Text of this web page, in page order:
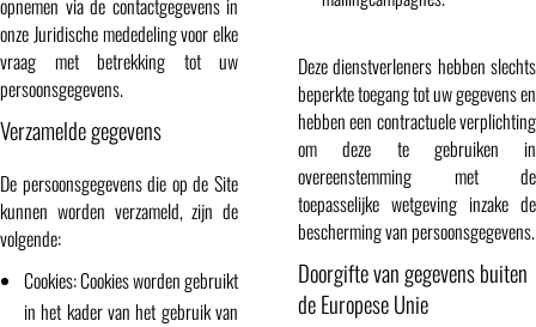
opnemen via de contactgegevens in
onze Juridische mededeling voor elke
vraag met betrekking tot uw
persoonsgegevens.
Verzamelde gegevens
De persoonsgegevens die op de Site
kunnen worden verzameld, zijn de
volgende:
Cookies: Cookies worden gebruikt
in het kader van het gebruik van
Deze dienstverleners hebben slechts
beperkte toegang tot uw gegevens en
hebben een contractuele verplichting
om deze te gebruiken in
overeenstemming met de
toepasselijke wetgeving inzake de
bescherming van persoonsgegevens.
Doorgifte van gegevens buiten
de Europese Unie